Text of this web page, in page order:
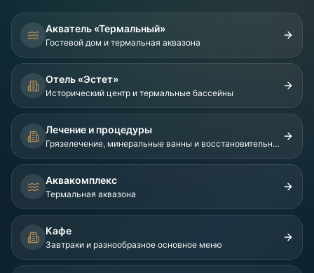
Акватель «Термальный»
Гостевой дом и термальная аквазона
Отель «Эстет»
Исторический центр и термальные бассейны
Лечение и процедуры
Грязелечение, минеральные ванны и восстановительные процедуры
Аквакомплекс
Термальная аквазона
Кафе
Завтраки и разнообразное основное меню